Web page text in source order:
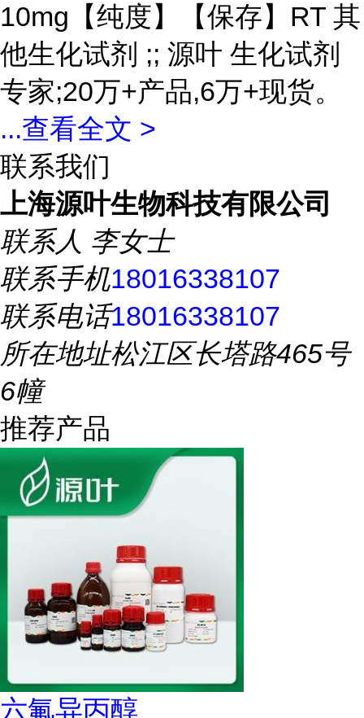
10mg【纯度】【保存】RT 其
他生化试剂 ;; 源叶 生化试剂
专家;20万+产品,6万+现货。
...查看全文 >
联系我们
上海源叶生物科技有限公司
联系人 李女士
联系手机18016338107
联系电话18016338107
所在地址松江区长塔路465号
6幢
推荐产品
六氟异丙醇